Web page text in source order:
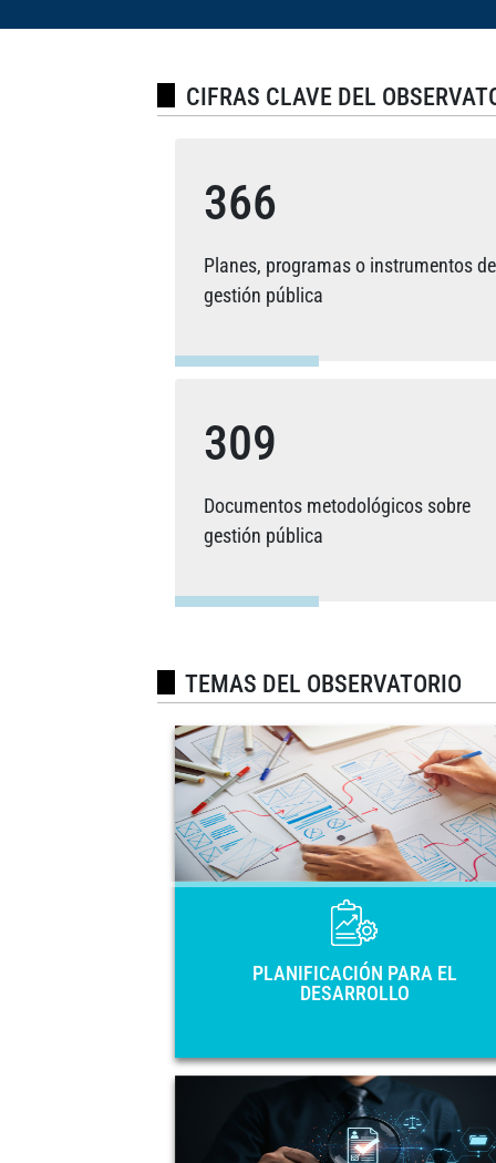
CIFRAS CLAVE DEL
366
Planes, programas o instrumentos de
gestión pública
309
Documentos metodológicos sobre
gestión pública
TEMAS DEL OBSERVATORIO
PLANIFICACIÓN PARA EL
DESARROLLO
PLANIFICACIÓN PARA
Principales instrumentos de
nacional de los 33 países de América
y el Caribe: Planes
Desarrollo, Estrategias, Planes de
GOBIERNO
Planes de acción y marcos